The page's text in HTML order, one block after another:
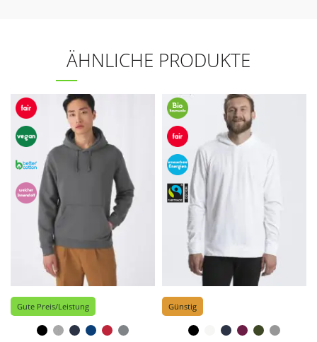
ÄHNLICHE PRODUKTE
Gute Preis/Leistung Günstig